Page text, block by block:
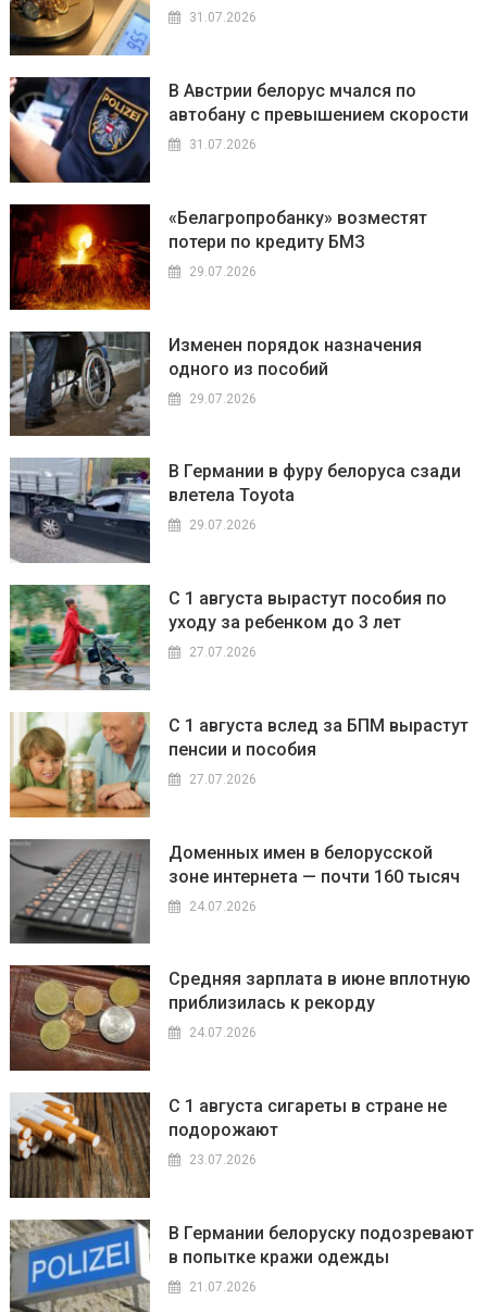
31.07.2026
В Австрии белорус мчался по
автобану с превышением скорости
31.07.2026
«Белагропробанку» возместят
потери по кредиту БМЗ
29.07.2026
Изменен порядок назначения
одного из пособий
29.07.2026
В Германии в фуру белоруса сзади
влетела Toyota
29.07.2026
С 1 августа вырастут пособия по
уходу за ребенком до 3 лет
27.07.2026
С 1 августа вслед за БПМ вырастут
пенсии и пособия
27.07.2026
Доменных имен в белорусской
зоне интернета — почти 160 тысяч
24.07.2026
Средняя зарплата в июне вплотную
приблизилась к рекорду
24.07.2026
С 1 августа сигареты в стране не
подорожают
23.07.2026
В Германии белоруску подозревают
в попытке кражи одежды
21.07.2026